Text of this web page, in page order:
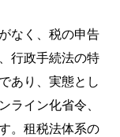
なく、税の申告
行政手続法の特
あり、実態とし
ライン化省令、
。租税法体系の